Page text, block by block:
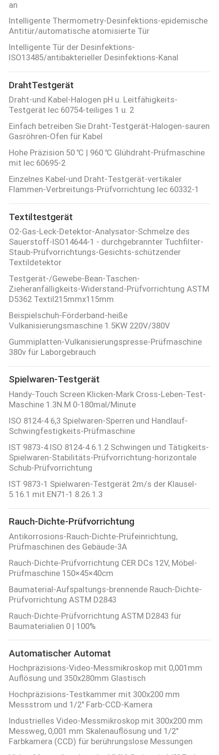
an
Intelligente Thermometry-Desinfektions-epidemische
Antitür/automatische atomisierte Tür
Intelligente Tür der Desinfektions-
ISO13485/antibakterieller Desinfektions-Kanal
DrahtTestgerät
Draht-und Kabel-Halogen pH u. Leitfähigkeits-
Testgerät Iec 60754-teiliges 1 u. 2
Einfach betreiben Sie Draht-Testgerät-Halogen-sauren
Gasröhren-Ofen für Kabel
Hohe Präzision 50 ℃ | 960 ℃ Glühdraht-Prüfmaschine
mit Iec 60695-2
Einzelnes Kabel-und Draht-Testgerät-vertikaler
Flammen-Verbreitungs-Prüfvorrichtung Iec 60332-1
Textiltestgerät
O2-Gas-Leck-Detektor-Analysator-Schmelze des
Sauerstoff-ISO14644-1 - durchgebrannter Tuchfilter-
Staub-Prüfvorrichtungs-Gesichts-schützender
Textildetektor
Testgerät-/Gewebe-Bean-Taschen-
Zieheranfälligkeits-Widerstand-Prüfvorrichtung ASTM
D5362 Textil215mmx115mm
Beispielschuh-Förderband-heiße
Vulkanisierungsmaschine 1.5KW 220V/380V
Gummiplatten-Vulkanisierungspresse-Prüfmaschine
380v für Laborgebrauch
Spielwaren-Testgerät
Handy-Touch Screen Klicken-Mark Cross-Leben-Test-
Maschine 1.3N.M 0-180mal/Minute
ISO 8124-4 6,3 Spielwaren-Sperren und Handlauf-
Schwingfestigkeits-Prüfmaschine
IST 9873-4 ISO 8124-4 6.1.2 Schwingen und Tätigkeits-
Spielwaren-Stabilitäts-Prüfvorrichtung-horizontale
Schub-Prüfvorrichtung
IST 9873-1 Spielwaren-Testgerät 2m/s der Klausel-
5.16.1 mit EN71-1 8.26.1.3
Rauch-Dichte-Prüfvorrichtung
Antikorrosions-Rauch-Dichte-Prüfeinrichtung,
Prüfmaschinen des Gebäude-3A
Rauch-Dichte-Prüfvorrichtung CER DCs 12V, Möbel-
Prüfmaschine 150×45×40cm
Baumaterial-Aufspaltungs-brennende Rauch-Dichte-
Prüfvorrichtung ASTM D2843
Rauch-Dichte-Prüfvorrichtung ASTM D2843 für
Baumaterialien 0 | 100%
Automatischer Automat
Hochpräzisions-Video-Messmikroskop mit 0,001mm
Auflösung und 350x280mm Glastisch
Hochpräzisions-Testkammer mit 300x200 mm
Messstrom und 1/2" Farb-CCD-Kamera
Industrielles Video-Messmikroskop mit 300x200 mm
Messweg, 0,001 mm Skalenauflösung und 1/2"
Farbkamera (CCD) für berührungslose Messungen